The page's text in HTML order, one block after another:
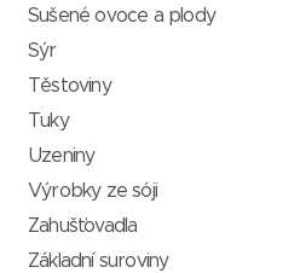
Sušené ovoce a plody
Sýr
Těstoviny
Tuky
Uzeniny
Výrobky ze sóji
Zahušťovadla
Základní suroviny